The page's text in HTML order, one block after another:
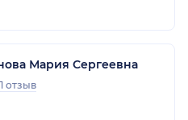
Мария Сергеевна
1 отзыв